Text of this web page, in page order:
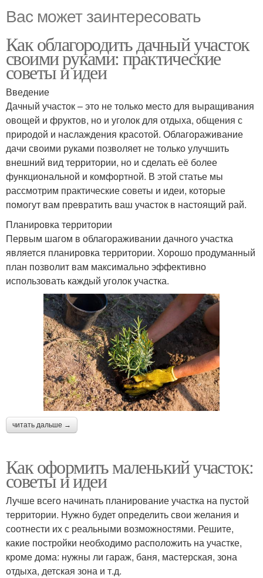
Вас может заинтересовать
Как облагородить дачный участок
своими руками: практические
советы и идеи
Введение
Дачный участок – это не только место для выращивания
овощей и фруктов, но и уголок для отдыха, общения с
природой и наслаждения красотой. Облагораживание
дачи своими руками позволяет не только улучшить
внешний вид территории, но и сделать её более
функциональной и комфортной. В этой статье мы
рассмотрим практические советы и идеи, которые
помогут вам превратить ваш участок в настоящий рай.
Планировка территории
Первым шагом в облагораживании дачного участка
является планировка территории. Хорошо продуманный
план позволит вам максимально эффективно
использовать каждый уголок участка.
читать дальше →
Как оформить маленький участок:
советы и идеи
Лучше всего начинать планирование участка на пустой
территории. Нужно будет определить свои желания и
соотнести их с реальными возможностями. Решите,
какие постройки необходимо расположить на участке,
кроме дома: нужны ли гараж, баня, мастерская, зона
отдыха, детская зона и т.д.